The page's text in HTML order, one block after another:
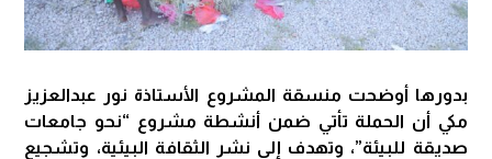
بدورها أوضحت منسقة المشروع الأستاذة نور عبدالعزيز
مكي أن الحملة تأتي ضمن أنشطة مشروع “نحو جامعات
صديقة للبيئة”، وتهدف إلى نشر الثقافة البيئية، وتشجيع